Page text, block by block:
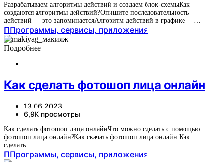
Разрабатываем алгоритмы действий и создаем блок-схемыКак
создаются алгоритмы действий?Опишите последовательность
действий — это запоминаетсяАлгоритм действий в графике —…
ППрограммы, сервисы, приложения
Подробнее
Как сделать фотошоп лица онлайн
13.06.2023
6,9K просмотры
Как сделать фотошоп лица онлайнЧто можно сделать с помощью
фотошоп лица онлайн?Как скачать фотошоп лица онлайн Как
сделать…
ППрограммы, сервисы, приложения